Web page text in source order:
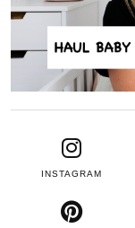
INSTAGRAM